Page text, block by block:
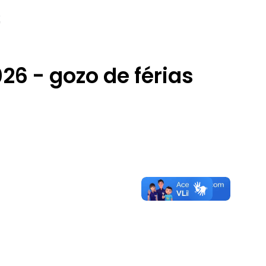
- gozo de férias